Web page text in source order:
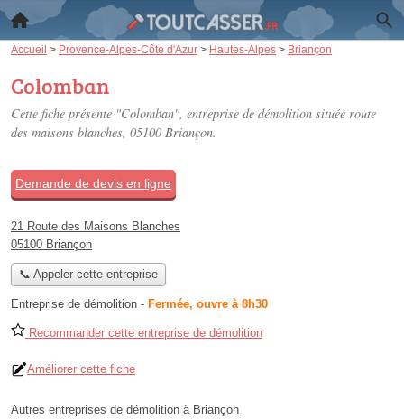
Accueil > Provence-Alpes-Côte d'Azur > Hautes-Alpes > Briançon
Colomban
Cette fiche présente "Colomban", entreprise de démolition située route
des maisons blanches, 05100 Briançon.
Demande de devis en ligne
21 Route des Maisons Blanches
05100 Briançon
📞 Appeler cette entreprise
Entreprise de démolition - Fermée, ouvre à 8h30
Recommander cette entreprise de démolition
Améliorer cette fiche
Autres entreprises de démolition à Briançon